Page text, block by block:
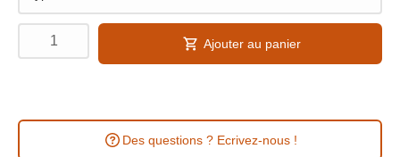
Ajouter au panier
Des questions ? Ecrivez-nous !